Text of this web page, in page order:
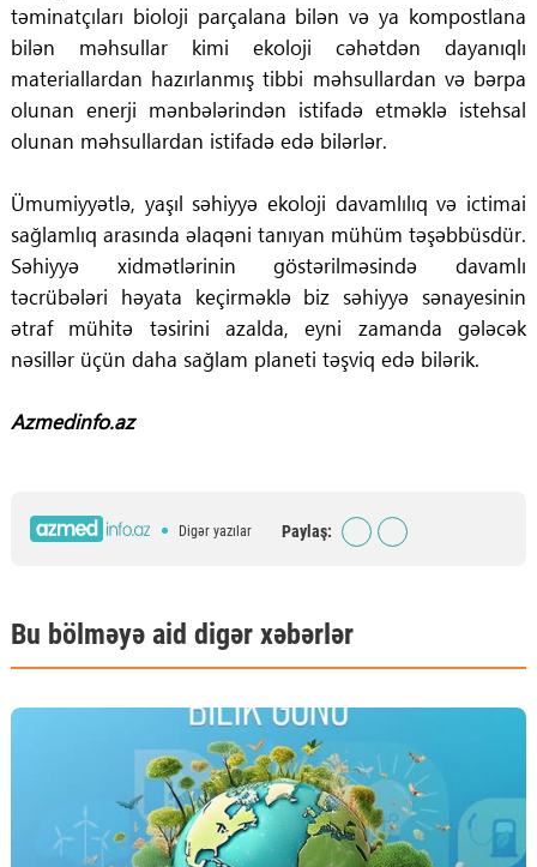
təminatçıları bioloji parçalana bilən və ya kompostlana
bilən məhsullar kimi ekoloji cəhətdən dayanıqlı
materiallardan hazırlanmış tibbi məhsullardan və bərpa
olunan enerji mənbələrindən istifadə etməklə istehsal
olunan məhsullardan istifadə edə bilərlər.
Ümumiyyətlə, yaşıl səhiyyə ekoloji davamlılıq və ictimai
sağlamlıq arasında əlaqəni tanıyan mühüm təşəbbüsdür.
Səhiyyə xidmətlərinin göstərilməsində davamlı
təcrübələri həyata keçirməklə biz səhiyyə sənayesinin
ətraf mühitə təsirini azalda, eyni zamanda gələcək
nəsillər üçün daha sağlam planeti təşviq edə bilərik.
Azmedinfo.az
Digər yazılar Paylaş:
Bu bölməyə aid digər xəbərlər